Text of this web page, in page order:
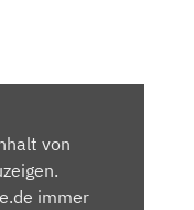
von
immer